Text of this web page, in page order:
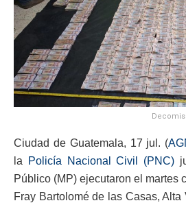
Ciudad de Guatemala, 17 jul. (
la
Policía Nacional Civil (PNC)
Público (MP) ejecutaron el martes
Fray Bartolomé de las Casas, Alta